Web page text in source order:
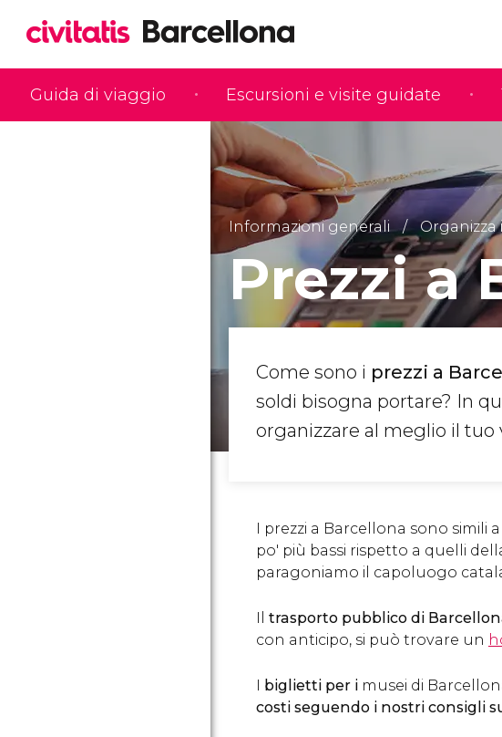
Guida di viaggio Escursioni e visite guidate
Informazioni generali Organizza
Prezzi a
Come sono i prezzi a
soldi bisogna portare? In
organizzare al meglio il tuo
I prezzi a Barcellona sono simili
po' più bassi rispetto a quelli
paragoniamo il capoluogo
Il trasporto pubblico di
con anticipo, si può trovare un
I biglietti per i musei di
costi seguendo i nostri consigli